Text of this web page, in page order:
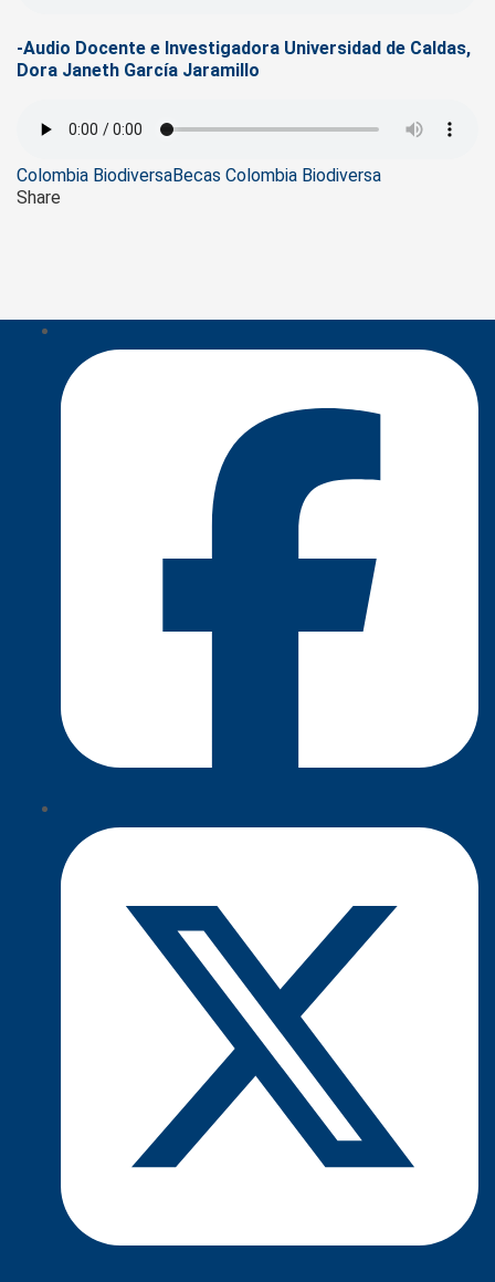
-Audio Docente e Investigadora Universidad de Caldas,
Dora Janeth García Jaramillo
Tags
Colombia BiodiversaBecas Colombia Biodiversa
Share